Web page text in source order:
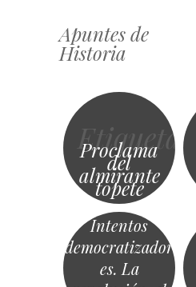
Apuntes de
Historia
Saltar
al
Etiqueta
Proclama
del
almirante
topete
El Sexenio
democrático
(1868-1874):
Intentos
democratizador
es. La